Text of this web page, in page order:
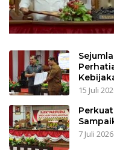
15 Juli
7 Juli 2026